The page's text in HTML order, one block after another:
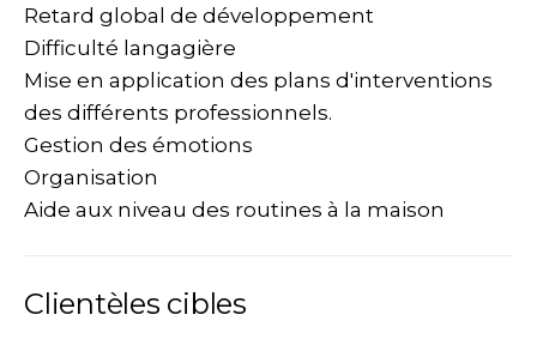
Retard global de développement
Difficulté langagière
Mise en application des plans d'interventions
des différents professionnels.
Gestion des émotions
Organisation
Aide aux niveau des routines à la maison
Clientèles cibles